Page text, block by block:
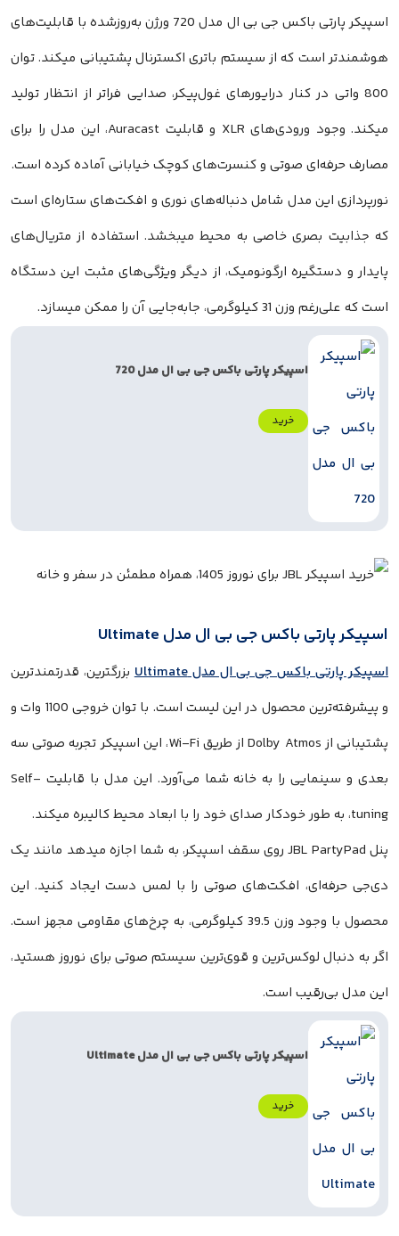
اسپیکر پارتی باکس جی بی ال مدل 720 ورژن به‌روزشده با قابلیت‌های
هوشمندتر است که از سیستم باتری اکسترنال پشتیبانی میکند. توان
800 واتی در کنار درایورهای غول‌پیکر، صدایی فراتر از انتظار تولید
میکند. وجود ورودی‌های XLR و قابلیت Auracast، این مدل را برای
مصارف حرفه‌ای صوتی و کنسرت‌های کوچک خیابانی آماده کرده است.
نورپردازی این مدل شامل دنباله‌های نوری و افکت‌های ستاره‌ای است
که جذابیت بصری خاصی به محیط میبخشد. استفاده از متریال‌های
پایدار و دستگیره ارگونومیک، از دیگر ویژگی‌های مثبت این دستگاه
است که علی‌رغم وزن 31 کیلوگرمی، جابه‌جایی آن را ممکن میسازد.
اسپیکر پارتی باکس جی بی ال مدل 720
خرید
اسپیکر پارتی باکس جی بی ال مدل Ultimate
اسپیکر پارتی باکس جی بی ال مدل Ultimate
بزرگترین، قدرتمندترین
و پیشرفته‌ترین محصول در این لیست است. با توان خروجی 1100 وات و
پشتیبانی از Dolby Atmos از طریق Wi-Fi، این اسپیکر تجربه صوتی سه
بعدی و سینمایی را به خانه شما می‌آورد. این مدل با قابلیت Self-
tuning، به طور خودکار صدای خود را با ابعاد محیط کالیبره میکند.
پنل JBL PartyPad روی سقف اسپیکر، به شما اجازه میدهد مانند یک
دی‌جی حرفه‌ای، افکت‌های صوتی را با لمس دست ایجاد کنید. این
محصول با وجود وزن 39.5 کیلوگرمی، به چرخ‌های مقاومی مجهز است.
اگر به دنبال لوکس‌ترین و قوی‌ترین سیستم صوتی برای نوروز هستید،
این مدل بی‌رقیب است.
اسپیکر پارتی باکس جی بی ال مدل Ultimate
خرید